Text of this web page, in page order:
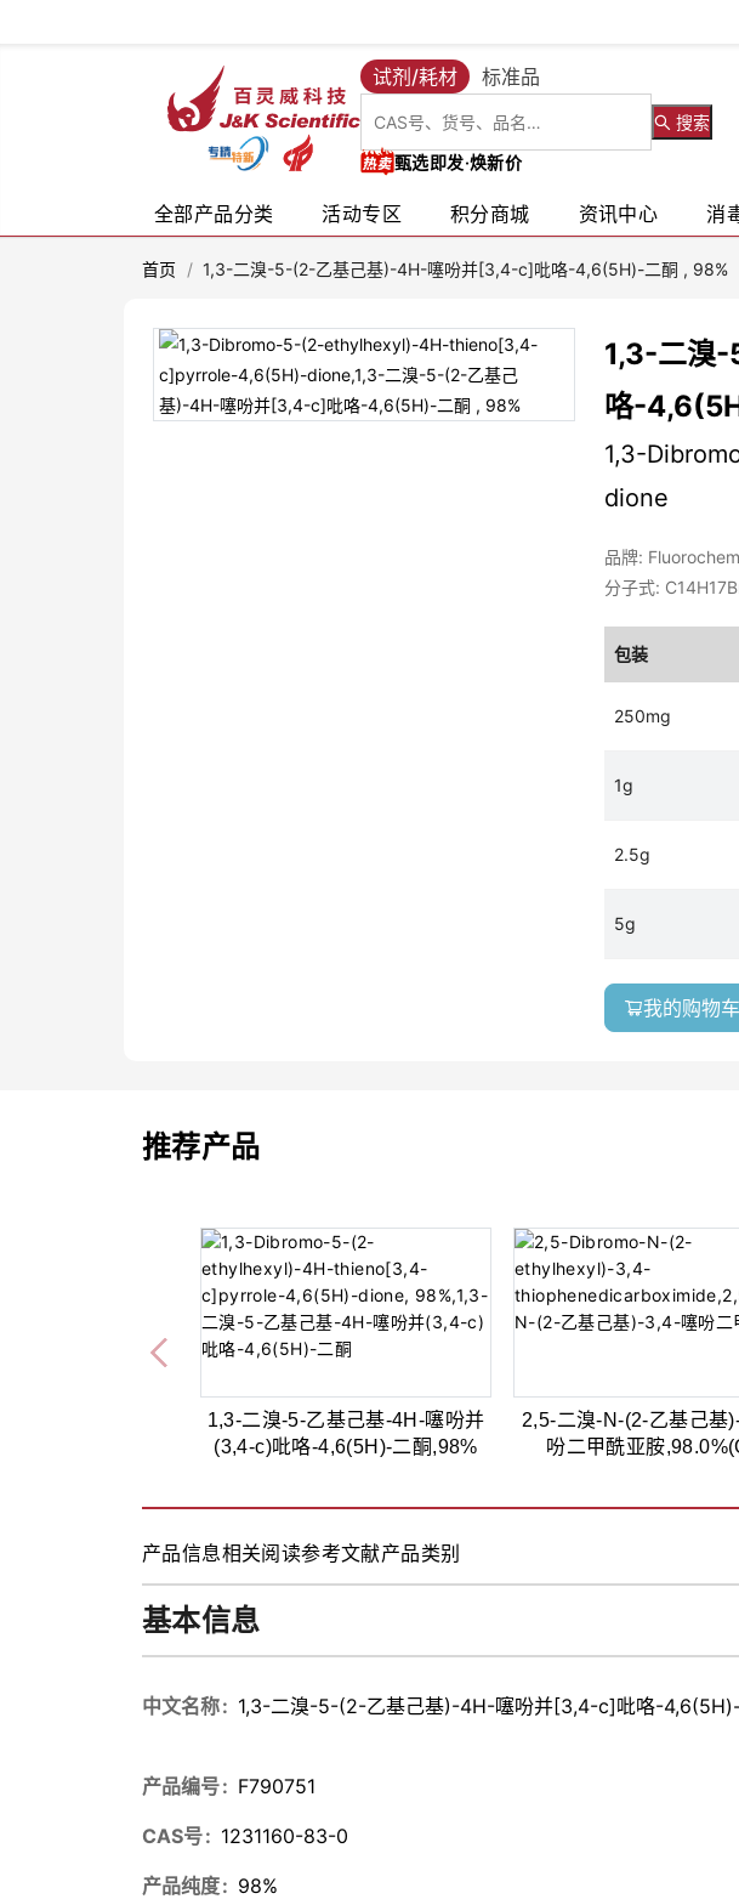
试剂/耗材 标准品
搜索
甄选即发·焕新价
全部产品分类 活动专区 积分商城 资讯中心 消
首页 / 1,3-二溴-5-(2-乙基己基)-4H-噻吩并[3,4-c]吡咯-4,6(5H)-二酮 , 98%
1,3-二溴
咯-
1,3-
dione
品牌: Fluorochem
分子式:
包装
250mg
1g
2.5g
5g
我的购物车
推荐产品
1,3-二溴-5-乙基己基-4H-噻吩并
(3,4-c)吡咯-4,6(5H)-二酮,98%
2,5-二溴-N-(2-乙基己基
吩二甲酰亚胺
产品信息相关阅读参考文献产品类别
基本信息
中文名称 1,3-二溴-5-(2-乙基己基)-4H-噻吩并[3,4-c]吡咯-
产品编号 F790751
CAS号 1231160-83-0
产品纯度 98%